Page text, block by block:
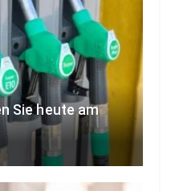
Sie heute am